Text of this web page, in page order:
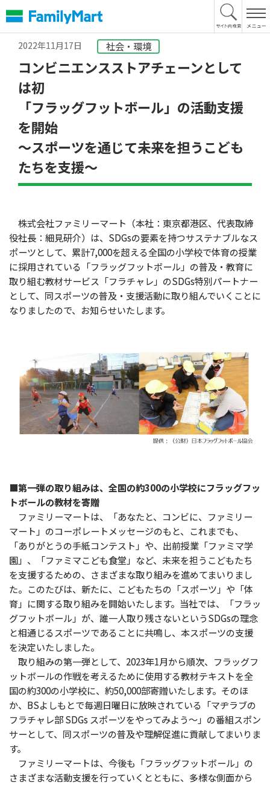
文
へ
2022年11月17日
社会・環境
コンビニエンスストアチェーンとして
は初
「フラッグフットボール」の活動支援
を開始
～スポーツを通じて未来を担うこども
たちを支援～
株式会社ファミリーマート（本社：東京都港区、代表取締
役社長：細見研介）は、SDGsの要素を持つサステナブルなス
ポーツとして、累計7,000を超える全国の小学校で体育の授業
に採用されている「フラッグフットボール」の普及・教育に
取り組む教材サービス「フラチャレ」のSDGs特別パートナー
として、同スポーツの普及・支援活動に取り組んでいくことに
なりましたので、お知らせいたします。
■第一弾の取り組みは、全国の約300の小学校にフラッグフッ
トボールの教材を寄贈
ファミリーマートは、「あなたと、コンビに、ファミリー
マート」のコーポレートメッセージのもと、これまでも、
「ありがとうの手紙コンテスト」や、出前授業「ファミマ学
園」、「ファミマこども食堂」など、未来を担うこどもたち
を支援するための、さまざまな取り組みを進めてまいりまし
た。このたびは、新たに、こどもたちの「スポーツ」や「体
育」に関する取り組みを開始いたします。当社では、「フラッ
グフットボール」が、誰一人取り残さないというSDGsの理念
と相通じるスポーツであることに共鳴し、本スポーツの支援
を決定いたしました。
取り組みの第一弾として、2023年1月から順次、フラッグフ
ットボールの作戦を考えるために使用する教材テキストを全
国の約300の小学校に、約50,000部寄贈いたします。そのほ
か、BSよしもとで毎週日曜日に放映されている「マヂラブの
フラチャレ部 SDGs スポーツをやってみよう～」の番組スポン
サーとして、同スポーツの普及や理解促進に貢献してまいりま
す。
ファミリーマートは、今後も「フラッグフットボール」の
さまざまな活動支援を行っていくとともに、多様な側面から